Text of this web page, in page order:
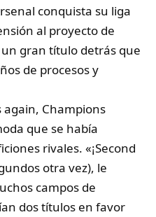
conquista su liga
al proyecto de
gran título detrás que
de procesos y
again, Champions
que se había
rivales. «¡Second
otra vez), le
campos de
dos títulos en favor